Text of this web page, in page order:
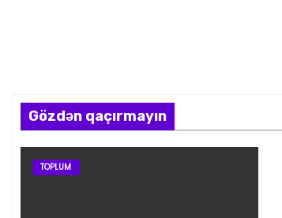
Gözdən qaçırmayın
TOPLUM